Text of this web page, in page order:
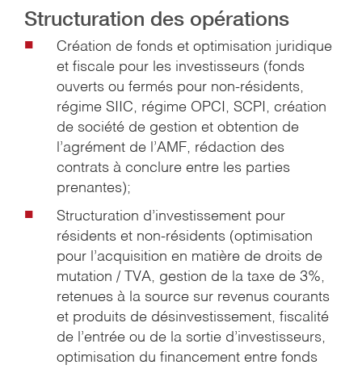
Structuration des opérations
Création de fonds et optimisation juridique
et fiscale pour les investisseurs (fonds
ouverts ou fermés pour non-résidents,
régime SIIC, régime OPCI, SCPI, création
de société de gestion et obtention de
l’agrément de l’AMF, rédaction des
contrats à conclure entre les parties
prenantes);
Structuration d’investissement pour
résidents et non-résidents (optimisation
pour l’acquisition en matière de droits de
mutation / TVA, gestion de la taxe de 3%,
retenues à la source sur revenus courants
et produits de désinvestissement, fiscalité
de l’entrée ou de la sortie d’investisseurs,
optimisation du financement entre fonds